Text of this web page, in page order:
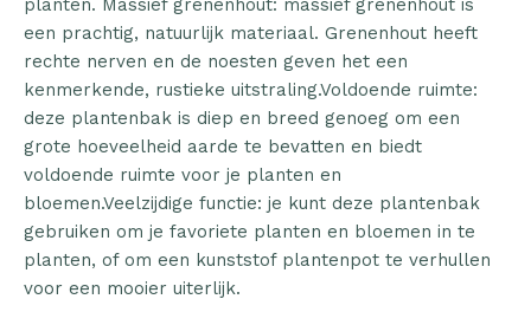
planten. Massief grenenhout: massief grenenhout is
een prachtig, natuurlijk materiaal. Grenenhout heeft
rechte nerven en de noesten geven het een
kenmerkende, rustieke uitstraling.Voldoende ruimte:
deze plantenbak is diep en breed genoeg om een
grote hoeveelheid aarde te bevatten en biedt
voldoende ruimte voor je planten en
bloemen.Veelzijdige functie: je kunt deze plantenbak
gebruiken om je favoriete planten en bloemen in te
planten, of om een kunststof plantenpot te verhullen
voor een mooier uiterlijk.